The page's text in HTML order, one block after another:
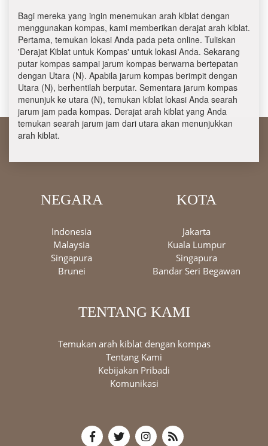
Bagi mereka yang ingin menemukan arah kiblat dengan
menggunakan kompas, kami memberikan derajat arah kiblat.
Pertama, temukan lokasi Anda pada peta online. Tuliskan
'Derajat Kiblat untuk Kompas' untuk lokasi Anda. Sekarang
putar kompas sampai jarum kompas berwarna bertepatan
dengan Utara (N). Apabila jarum kompas berimpit dengan
Utara (N), berhentilah berputar. Sementara jarum kompas
menunjuk ke utara (N), temukan kiblat lokasi Anda searah
jarum jam pada kompas. Derajat arah kiblat yang Anda
temukan searah jarum jam dari utara akan menunjukkan
arah kiblat.
NEGARA
Indonesia
Malaysia
Singapura
Brunei
KOTA
Jakarta
Kuala Lumpur
Singapura
Bandar Seri Begawan
TENTANG KAMI
Temukan arah kiblat dengan kompas
Tentang Kami
Kebijakan Pribadi
Komunikasi